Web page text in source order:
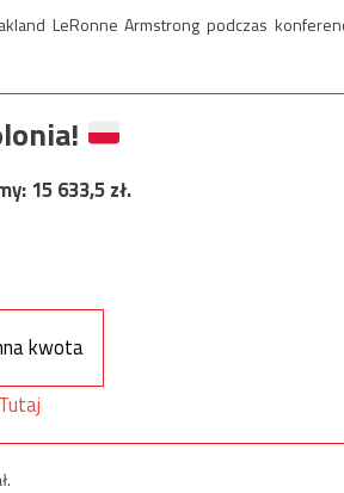
LeRonne Armstrong podczas
15 633,5zł.
kwota
Tutaj